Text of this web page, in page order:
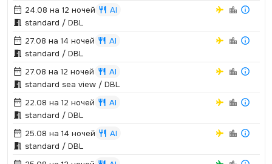
24.08 на 12 ночей
AI
standard / DBL
27.08 на 14 ночей
AI
standard / DBL
27.08 на 12 ночей
AI
standard sea view / DBL
22.08 на 12 ночей
AI
standard / DBL
25.08 на 14 ночей
AI
standard / DBL